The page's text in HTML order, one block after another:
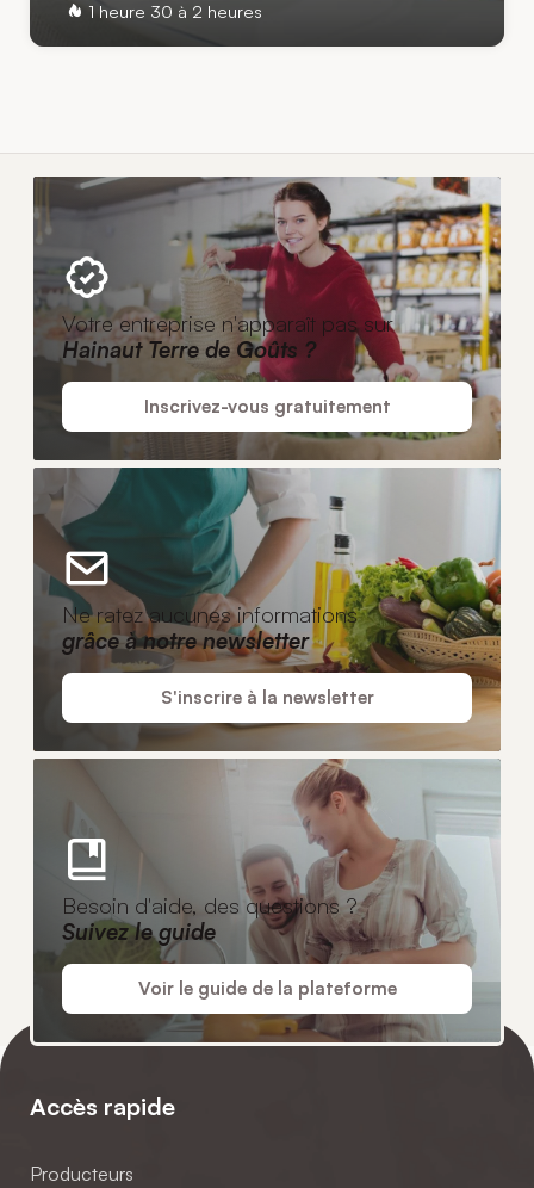
1 heure 30 à 2 heures
Votre entreprise n'apparaît pas sur
Hainaut Terre de Goûts ?
Inscrivez-vous gratuitement
Ne ratez aucunes informations
grâce à notre newsletter
S'inscrire à la newsletter
Besoin d'aide, des questions ?
Suivez le guide
Voir le guide de la plateforme
Accès rapide
Producteurs